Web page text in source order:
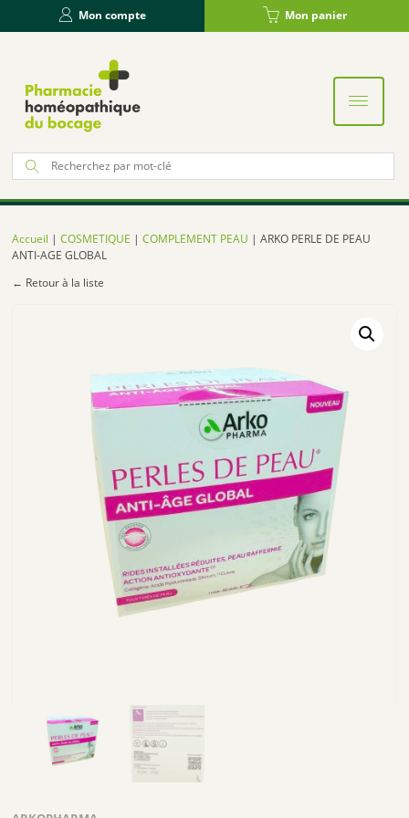
Mon compte Mon panier
:
Accueil |COSMETIQUE |COMPLEMENT PEAU | ARKO PERLE DE PEAU
ANTI-AGE GLOBAL
← Retour à la liste
Panneau de gestion des cookies